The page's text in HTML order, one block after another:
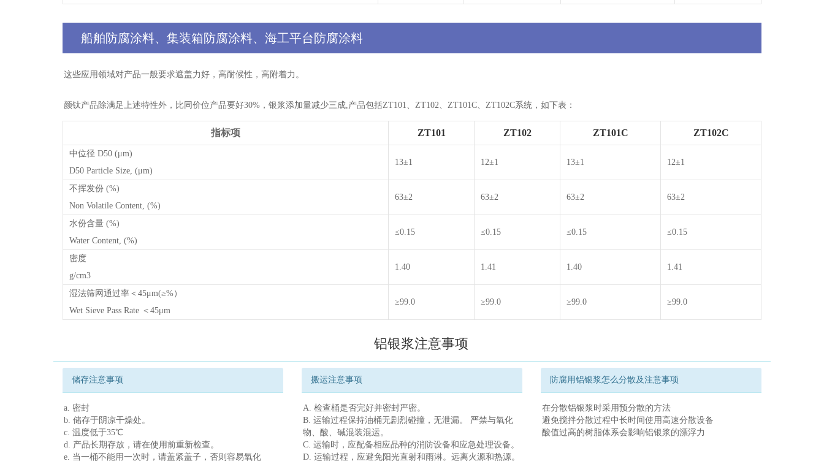
船舶防腐涂料、集装箱防腐涂料、海工平台防腐涂料
这些应用领域对产品一般要求遮盖力好，高耐候性，高附着力。
颜钛产品除满足上述特性外，比同价位产品要好30%，银浆添加量减少三成,产品包括ZT101、ZT102、ZT101C、ZT102C系统，如下表：
指标项 ZT101 ZT102 ZT101C ZT102C
中位径 D50 (μm)
D50 Particle Size, (μm)
13±1 12±1 13±1 12±1
不挥发份 (%)
Non Volatile Content, (%)
63±2 63±2 63±2 63±2
水份含量 (%)
Water Content, (%)
≤0.15 ≤0.15 ≤0.15 ≤0.15
密度
g/cm3
1.40 1.41 1.40 1.41
湿法筛网通过率＜45μm(≥%）
Wet Sieve Pass Rate ＜45μm
≥99.0 ≥99.0 ≥99.0 ≥99.0
铝银浆注意事项
储存注意事项
a. 密封
b. 储存于阴凉干燥处。
c. 温度低于35℃
d. 产品长期存放，请在使用前重新检查。
e. 当一桶不能用一次时，请盖紧盖子，否则容易氧化
搬运注意事项
A. 检查桶是否完好并密封严密。
B. 运输过程保持油桶无剧烈碰撞，无泄漏。 严禁与氧化
物、酸、碱混装混运。
C. 运输时，应配备相应品种的消防设备和应急处理设备。
D. 运输过程，应避免阳光直射和雨淋。远离火源和热源。
防腐用铝银浆怎么分散及注意事项
在分散铝银浆时采用预分散的方法
避免搅拌分散过程中长时间使用高速分散设备
酸值过高的树脂体系会影响铝银浆的漂浮力